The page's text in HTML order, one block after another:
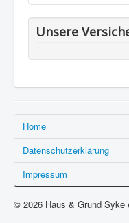
Unsere
Home
Datenschutzerklärung
Impressum
© 2026 Haus & Grund Syke